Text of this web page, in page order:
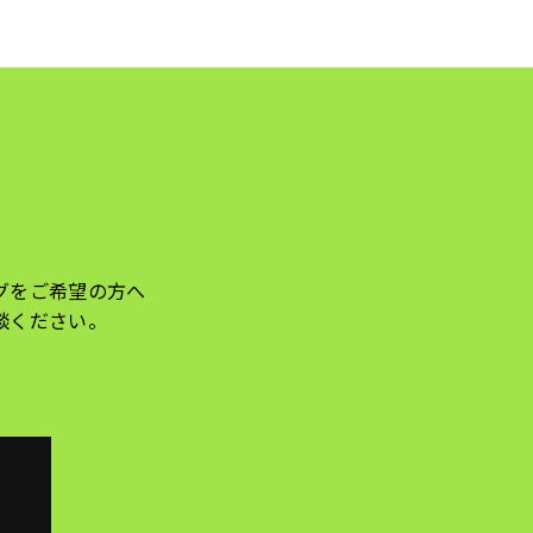
をご希望の方へ
ださい。